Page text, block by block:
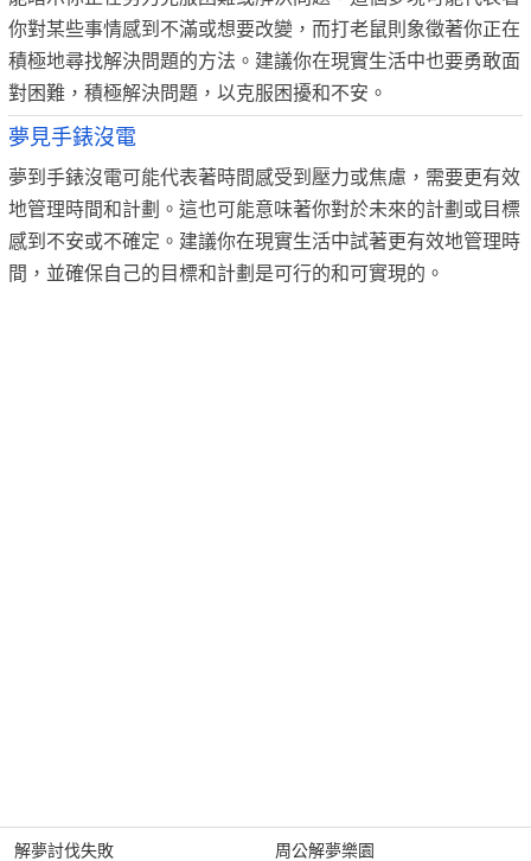
你對某些事情感到不滿或想要改變，而打老鼠則象徵著你正在
積極地尋找解決問題的方法。建議你在現實生活中也要勇敢面
對困難，積極解決問題，以克服困擾和不安。
夢見手錶沒電
夢到手錶沒電可能代表著時間感受到壓力或焦慮，需要更有效
地管理時間和計劃。這也可能意味著你對於未來的計劃或目標
感到不安或不確定。建議你在現實生活中試著更有效地管理時
間，並確保自己的目標和計劃是可行的和可實現的。
解夢討伐失敗 周公解夢樂園